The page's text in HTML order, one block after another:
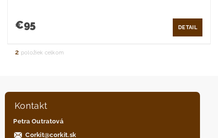
€95 DETAIL
2 položiek celkom
Kontakt
Petra Outratová
Corkit@corkit.sk